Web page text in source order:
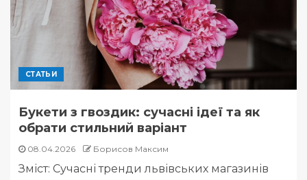
СТАТЬИ
Букети з гвоздик: сучасні ідеї та як
обрати стильний варіант
08.04.2026 Борисов Максим
Зміст: Сучасні тренди львівських магазинів